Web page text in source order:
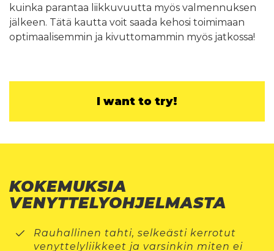
kuinka parantaa liikkuvuutta myös valmennuksen
jälkeen. Tätä kautta voit saada kehosi toimimaan
optimaalisemmin ja kivuttomammin myös jatkossa!
I want to try!
KOKEMUKSIA
VENYTTELYOHJELMASTA
Rauhallinen tahti, selkeästi kerrotut
venyttelyliikkeet ja varsinkin miten ei